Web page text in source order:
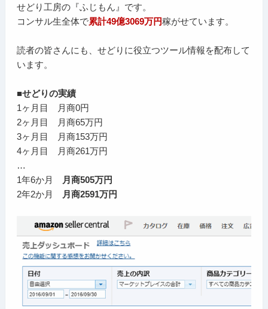
せどり工房の『ふじもん』です。
コンサル生全体で累計49億3069万円稼がせています。
読者の皆さんにも、せどりに役立つツール情報を配布して
います。
■せどりの実績
1ヶ月目 月商0円
2ヶ月目 月商65万円
3ヶ月目 月商153万円
4ヶ月目 月商261万円
…
1年6か月
月商505万円
2年2か月
月商2591万円